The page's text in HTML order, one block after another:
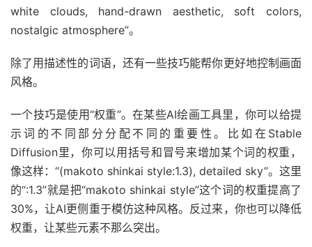
white clouds, hand-drawn aesthetic, soft colors,
nostalgic atmosphere”。
除了用描述性的词语，还有一些技巧能帮你更好地控制画面
风格。
一个技巧是使用“权重”。在某些AI绘画工具里，你可以给提
示词的不同部分分配不同的重要性。比如在Stable
Diffusion里，你可以用括号和冒号来增加某个词的权重，
像这样：“(makoto shinkai style:1.3), detailed sky”。这里
的“:1.3”就是把“makoto shinkai style”这个词的权重提高了
30%，让AI更侧重于模仿这种风格。反过来，你也可以降低
权重，让某些元素不那么突出。